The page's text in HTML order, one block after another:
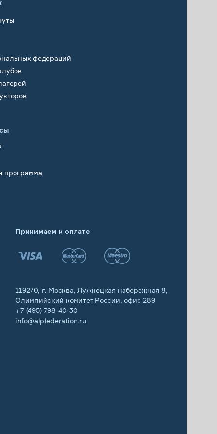
федераций
программа
Принимаем к оплате
119270, г. Москва, Лужнецкая набережная 8,
Олимпийский комитет России, офис 289
+7 (495) 798-40-30
info@alpfederation.ru